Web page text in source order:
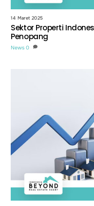
14 Maret 2025
Sektor Properti
Penopang
News 0